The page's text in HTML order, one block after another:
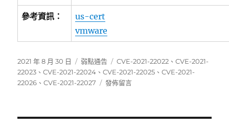
參考資訊：
us-cert
vmware
發
佈
日
2021 年 8 月 30 日
分
類
弱點通告
標
籤
CVE-2021-22022 、CVE-2021-
22023 、CVE-2021-22024 、CVE-2021-22025 、CVE-2021-
22026 、CVE-2021-22027
在
發佈留言